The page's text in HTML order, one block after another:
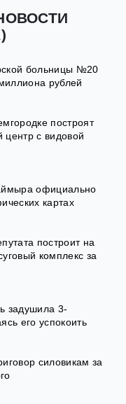
больницы №20
рублей
построят
с видовой
официально
картах
построит на
комплекс за
задушила 3-
его успокоить
силовикам за